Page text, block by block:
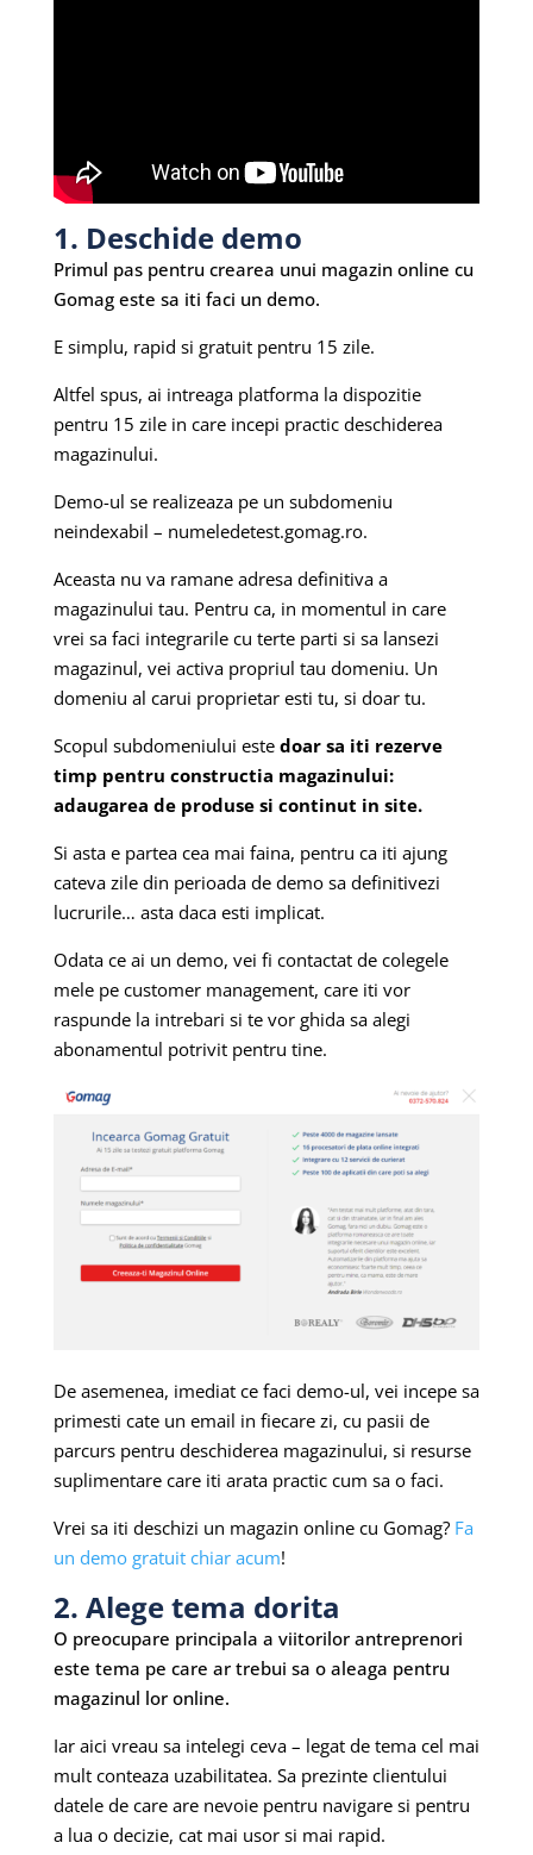
1. Deschide demo
Primul pas pentru crearea unui magazin online cu
Gomag este sa iti faci un demo.
E simplu, rapid si gratuit pentru 15 zile.
Altfel spus, ai intreaga platforma la dispozitie
pentru 15 zile in care incepi practic deschiderea
magazinului.
Demo-ul se realizeaza pe un subdomeniu
neindexabil – numeledetest.gomag.ro.
Aceasta nu va ramane adresa definitiva a
magazinului tau. Pentru ca, in momentul in care
vrei sa faci integrarile cu terte parti si sa lansezi
magazinul, vei activa propriul tau domeniu. Un
domeniu al carui proprietar esti tu, si doar tu.
Scopul subdomeniului este doar sa iti rezerve
timp pentru constructia magazinului:
adaugarea de produse si continut in site.
Si asta e partea cea mai faina, pentru ca iti ajung
cateva zile din perioada de demo sa definitivezi
lucrurile… asta daca esti implicat.
Odata ce ai un demo, vei fi contactat de colegele
mele pe customer management, care iti vor
raspunde la intrebari si te vor ghida sa alegi
abonamentul potrivit pentru tine.
De asemenea, imediat ce faci demo-ul, vei incepe sa
primesti cate un email in fiecare zi, cu pasii de
parcurs pentru deschiderea magazinului, si resurse
suplimentare care iti arata practic cum sa o faci.
Vrei sa iti deschizi un magazin online cu Gomag? Fa
un demo gratuit chiar acum!
2. Alege tema dorita
O preocupare principala a viitorilor antreprenori
este tema pe care ar trebui sa o aleaga pentru
magazinul lor online.
Iar aici vreau sa intelegi ceva – legat de tema cel mai
mult conteaza uzabilitatea. Sa prezinte clientului
datele de care are nevoie pentru navigare si pentru
a lua o decizie, cat mai usor si mai rapid.